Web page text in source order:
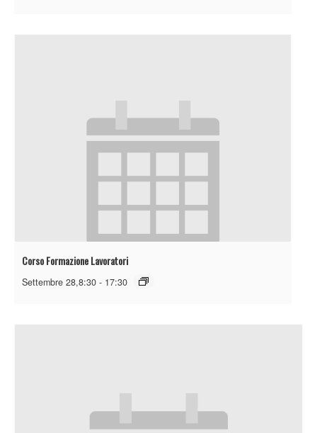
Corso Formazione Lavoratori
Settembre 28,8:30 - 17:30